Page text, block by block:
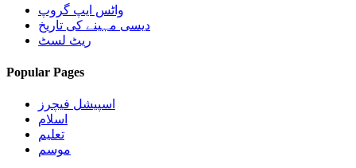
واٹس ایپ گروپ
دیسی مہینے کی تاریخ
ریٹ لسٹ
Popular Pages
اسپیشل فیچرز
اسلام
تعلیم
موسم